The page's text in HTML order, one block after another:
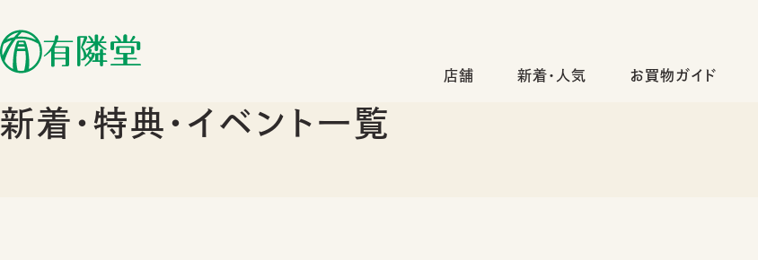
店舗 新着・人気 お買物ガイド
新着･特典･イベント一覧